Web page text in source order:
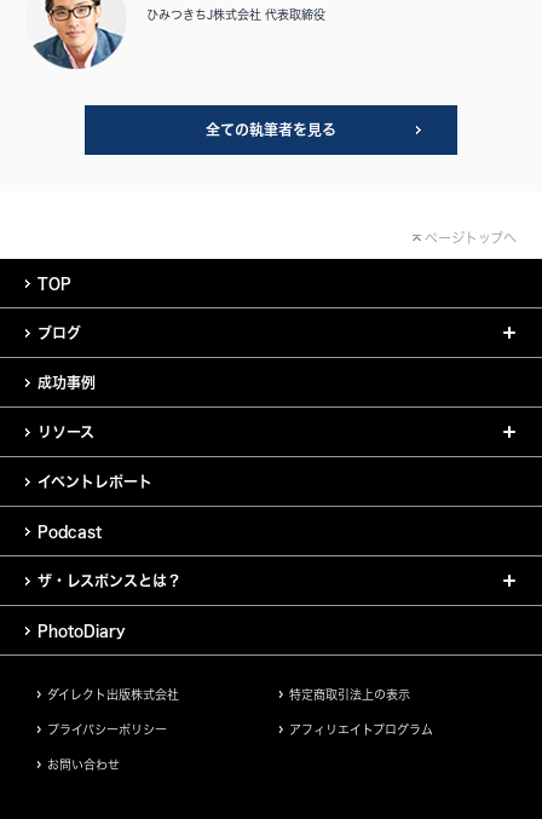
ひみつきちJ株式会社 代表取締役
全ての執筆者を見る
ページトップへ
TOP
ブログ
成功事例
リソース
イベントレポート
Podcast
ザ・レスポンスとは？
PhotoDiary
ダイレクト出版株式会社 特定商取引法上の表示
プライバシーポリシー アフィリエイトプログラム
お問い合わせ